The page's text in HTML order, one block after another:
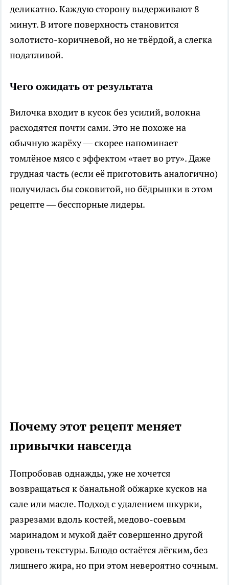
деликатно. Каждую сторону выдерживают 8
минут. В итоге поверхность становится
золотисто-коричневой, но не твёрдой, а слегка
податливой.
Чего ожидать от результата
Вилочка входит в кусок без усилий, волокна
расходятся почти сами. Это не похоже на
обычную жарёху — скорее напоминает
томлёное мясо с эффектом «тает во рту». Даже
грудная часть (если её приготовить аналогично)
получилась бы соковитой, но бёдрышки в этом
рецепте — бесспорные лидеры.
Почему этот рецепт меняет
привычки навсегда
Попробовав однажды, уже не хочется
возвращаться к банальной обжарке кусков на
сале или масле. Подход с удалением шкурки,
разрезами вдоль костей, медово-соевым
маринадом и мукой даёт совершенно другой
уровень текстуры. Блюдо остаётся лёгким, без
лишнего жира, но при этом невероятно сочным.